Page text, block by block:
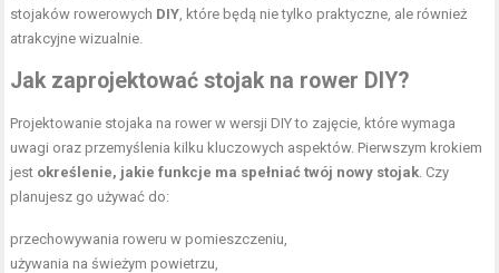
stojaków rowerowych DIY , które będą nie tylko praktyczne, ale również
atrakcyjne wizualnie.
Jak zaprojektować stojak na rower DIY?
Projektowanie stojaka na rower w wersji DIY to zajęcie, które wymaga
uwagi oraz przemyślenia kilku kluczowych aspektów. Pierwszym krokiem
jest określenie, jakie funkcje ma spełniać twój nowy stojak . Czy
planujesz go używać do:
przechowywania roweru w pomieszczeniu,
używania na świeżym powietrzu,